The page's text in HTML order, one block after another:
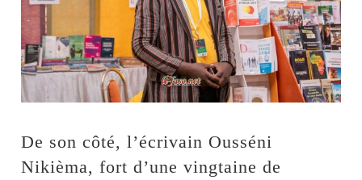
De son côté, l’écrivain Ousséni
Nikièma, fort d’une vingtaine de